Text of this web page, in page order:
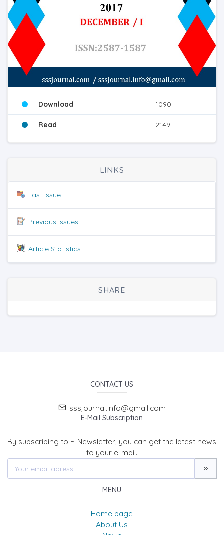
Download 1090
Read 2149
LINKS
Last issue
Previous issues
Article Statistics
SHARE
CONTACT US
sssjournal.info@gmail.com
E-Mail Subscription
By subscribing to E-Newsletter, you can get the latest news
to your e-mail.
MENU
Home page
About Us